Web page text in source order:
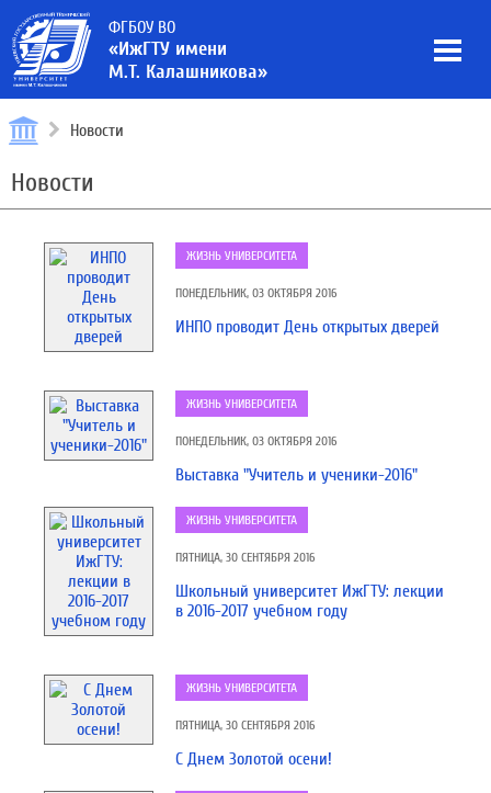
ФГБОУ ВО
«ИжГТУ имени
М.Т. Калашникова»
Новости
Новости
ЖИЗНЬ УНИВЕРСИТЕТА
ПОНЕДЕЛЬНИК, 03 ОКТЯБРЯ 2016
ИНПО проводит День открытых дверей
ЖИЗНЬ УНИВЕРСИТЕТА
ПОНЕДЕЛЬНИК, 03 ОКТЯБРЯ 2016
Выставка "Учитель и ученики-2016"
ЖИЗНЬ УНИВЕРСИТЕТА
ПЯТНИЦА, 30 СЕНТЯБРЯ 2016
Школьный университет ИжГТУ: лекции
в 2016-2017 учебном году
ЖИЗНЬ УНИВЕРСИТЕТА
ПЯТНИЦА, 30 СЕНТЯБРЯ 2016
С Днем Золотой осени!